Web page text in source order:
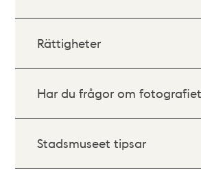
Rättigheter
Har du frågor om
Stadsmuseet tipsar